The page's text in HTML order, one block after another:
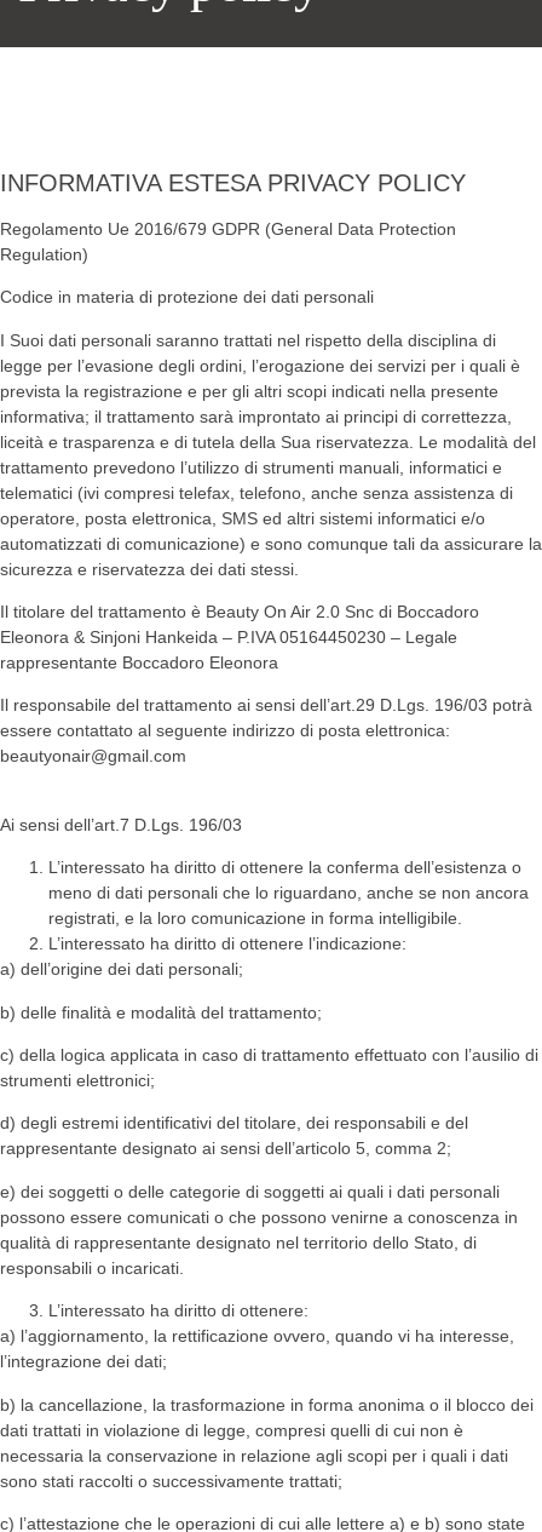
INFORMATIVA ESTESA PRIVACY POLICY
Regolamento Ue 2016/679 GDPR (General Data Protection
Regulation)
Codice in materia di protezione dei dati personali
I Suoi dati personali saranno trattati nel rispetto della disciplina di
legge per l’evasione degli ordini, l’erogazione dei servizi per i quali è
prevista la registrazione e per gli altri scopi indicati nella presente
informativa; il trattamento sarà improntato ai principi di correttezza,
liceità e trasparenza e di tutela della Sua riservatezza. Le modalità del
trattamento prevedono l’utilizzo di strumenti manuali, informatici e
telematici (ivi compresi telefax, telefono, anche senza assistenza di
operatore, posta elettronica, SMS ed altri sistemi informatici e/o
automatizzati di comunicazione) e sono comunque tali da assicurare la
sicurezza e riservatezza dei dati stessi.
Il titolare del trattamento è Beauty On Air 2.0 Snc di Boccadoro
Eleonora & Sinjoni Hankeida – P.IVA 05164450230 – Legale
rappresentante Boccadoro Eleonora
Il responsabile del trattamento ai sensi dell’art.29 D.Lgs. 196/03 potrà
essere contattato al seguente indirizzo di posta elettronica:
beautyonair@gmail.com
Ai sensi dell’art.7 D.Lgs. 196/03
L’interessato ha diritto di ottenere la conferma dell’esistenza o
meno di dati personali che lo riguardano, anche se non ancora
registrati, e la loro comunicazione in forma intelligibile.
L’interessato ha diritto di ottenere l’indicazione:
a) dell’origine dei dati personali;
b) delle finalità e modalità del trattamento;
c) della logica applicata in caso di trattamento effettuato con l’ausilio di
strumenti elettronici;
d) degli estremi identificativi del titolare, dei responsabili e del
rappresentante designato ai sensi dell’articolo 5, comma 2;
e) dei soggetti o delle categorie di soggetti ai quali i dati personali
possono essere comunicati o che possono venirne a conoscenza in
qualità di rappresentante designato nel territorio dello Stato, di
responsabili o incaricati.
L’interessato ha diritto di ottenere:
a) l’aggiornamento, la rettificazione ovvero, quando vi ha interesse,
l’integrazione dei dati;
b) la cancellazione, la trasformazione in forma anonima o il blocco dei
dati trattati in violazione di legge, compresi quelli di cui non è
necessaria la conservazione in relazione agli scopi per i quali i dati
sono stati raccolti o successivamente trattati;
c) l’attestazione che le operazioni di cui alle lettere a) e b) sono state